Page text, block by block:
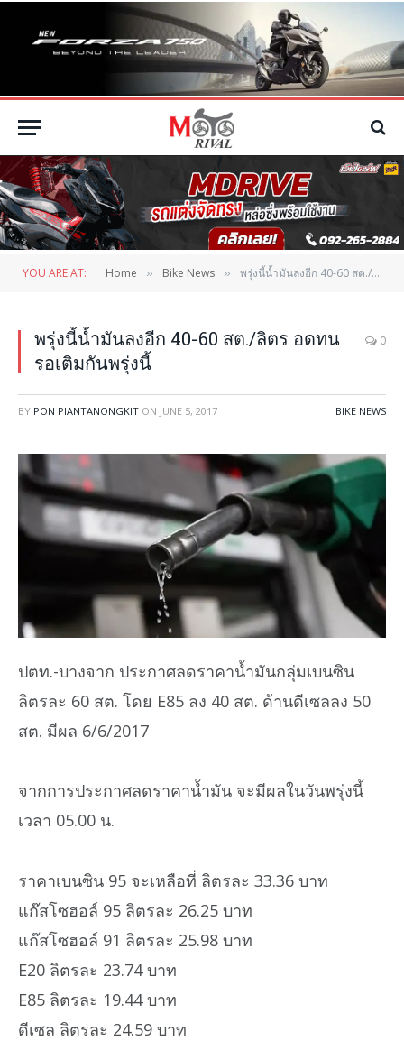
YOU ARE AT: Home » Bike News » พรุ่งนี้น้ำมันลงอีก 40-60 สต./ลิตร อดทนรอเติมกันพรุ่งนี้
พรุ่งนี้น้ำมันลงอีก 40-60 สต./ลิตร อดทน
รอเติมกันพรุ่งนี้
0
BY PON PIANTANONGKIT ON JUNE 5, 2017 BIKE NEWS
ปตท.-บางจาก ประกาศลดราคาน้ำมันกลุ่มเบนซิน
ลิตรละ 60 สต. โดย E85 ลง 40 สต. ด้านดีเซลลง 50
สต. มีผล 6/6/2017
จากการประกาศลดราคาน้ำมัน จะมีผลในวันพรุ่งนี้
เวลา 05.00 น.
ราคาเบนซิน 95 จะเหลือที่ ลิตรละ 33.36 บาท
แก๊สโซฮอล์ 95 ลิตรละ 26.25 บาท
แก๊สโซฮอล์ 91 ลิตรละ 25.98 บาท
E20 ลิตรละ 23.74 บาท
E85 ลิตรละ 19.44 บาท
ดีเซล ลิตรละ 24.59 บาท